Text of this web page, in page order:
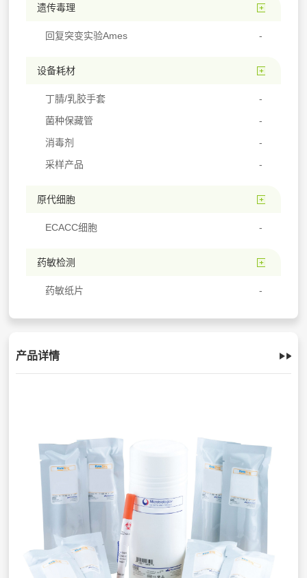
遗传毒理
回复突变实验Ames
设备耗材
丁腈/乳胶手套
菌种保藏管
消毒剂
采样产品
原代细胞
ECACC细胞
药敏检测
药敏纸片
产品详情